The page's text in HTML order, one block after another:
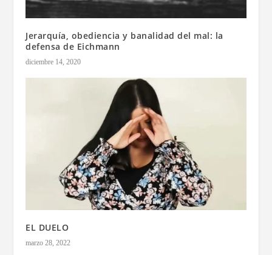
Jerarquía, obediencia y banalidad del mal: la
defensa de Eichmann
diciembre 14, 2020
EL DUELO
marzo 28, 2022